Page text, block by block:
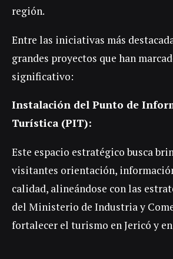
región.
Entre las iniciativas más
grandes proyectos que han
significativo:
Instalación del Punto de
Turística (PIT):
Este espacio estratégico busca
visitantes orientación,
calidad, alineándose con las
del Ministerio de Industria y
fortalecer el turismo en Jericó y